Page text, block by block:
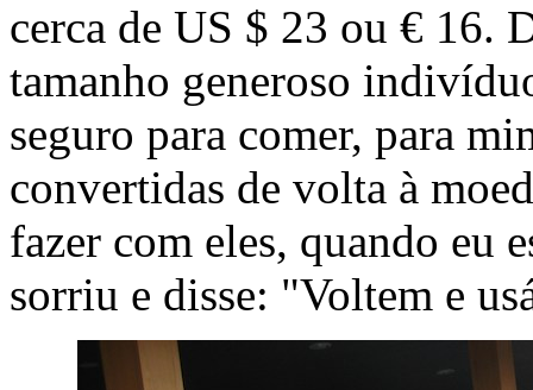
cerca de US $ 23 ou € 16.
tamanho generoso
seguro para comer, para
convertidas de volta à
fazer com eles, quando eu
sorriu e disse: "Voltem e